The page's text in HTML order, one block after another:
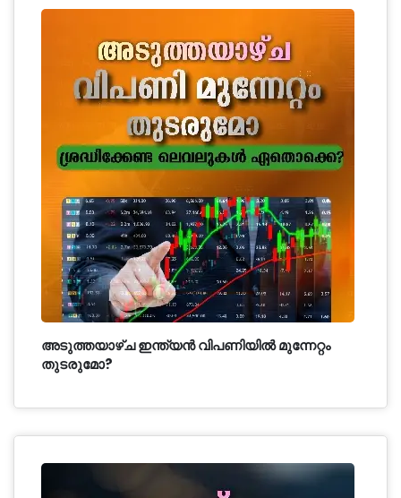
അടുത്തയാഴ്ച ഇന്ത്യൻ വിപണിയിൽ മുന്നേറ്റം
തുടരുമോ?